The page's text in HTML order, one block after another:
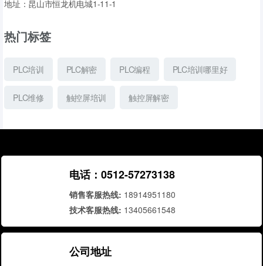
地址：昆山市恒龙机电城1-11-1
热门标签
PLC培训 PLC解密 PLC编程 PLC培训哪里好
PLC维修 触控屏培训 触控屏解密
电话：0512-57273138
销售客服热线: 18914951180
技术客服热线: 13405661548
公司地址